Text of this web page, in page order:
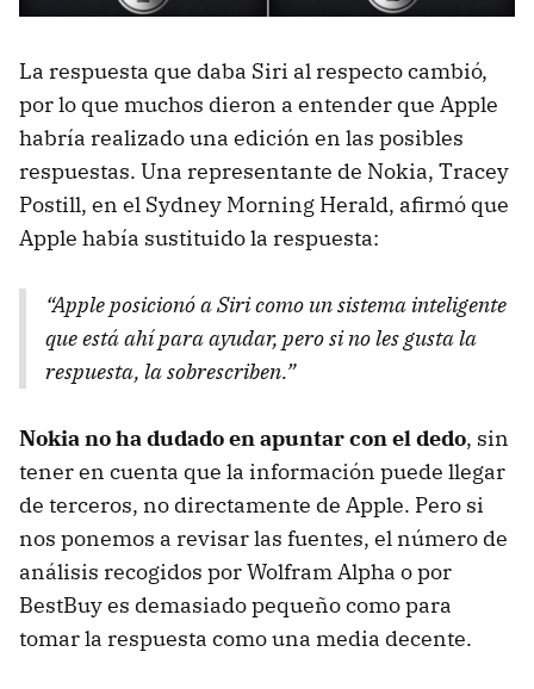
La respuesta que daba Siri al respecto cambió,
por lo que muchos dieron a entender que Apple
habría realizado una edición en las posibles
respuestas. Una representante de Nokia, Tracey
Postill, en el Sydney Morning Herald, afirmó que
Apple había sustituido la respuesta:
“Apple posicionó a Siri como un sistema inteligente
que está ahí para ayudar, pero si no les gusta la
respuesta, la sobrescriben.”
Nokia no ha dudado en apuntar con el dedo, sin
tener en cuenta que la información puede llegar
de terceros, no directamente de Apple. Pero si
nos ponemos a revisar las fuentes, el número de
análisis recogidos por Wolfram Alpha o por
BestBuy es demasiado pequeño como para
tomar la respuesta como una media decente.